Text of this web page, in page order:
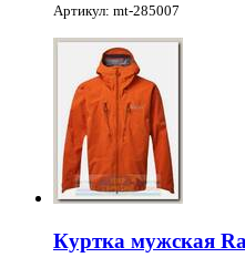
Артикул: mt-285007
Куртка мужская